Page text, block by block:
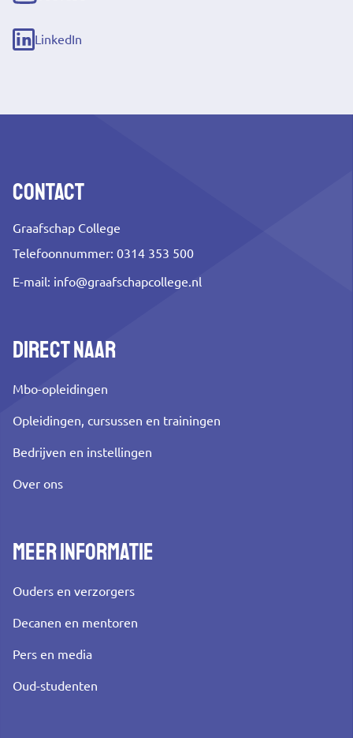
(externe
link)
LinkedIn
(externe
Contact
Graafschap College
Telefoonnummer: 0314 353 500
E-mail: info@graafschapcollege.nl
Direct naar
Mbo-opleidingen
Opleidingen, cursussen en trainingen
Bedrijven en instellingen
Over ons
Meer informatie
Ouders en verzorgers
Decanen en mentoren
Pers en media
Oud-studenten